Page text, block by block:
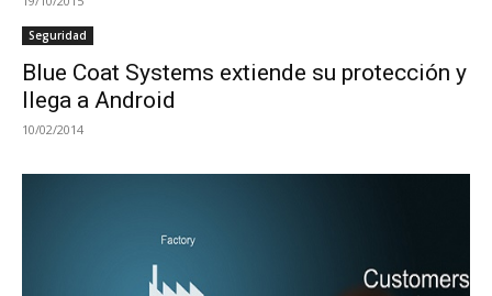
Seguridad
Blue Coat Systems extiende su protección y
llega a Android
10/02/2014